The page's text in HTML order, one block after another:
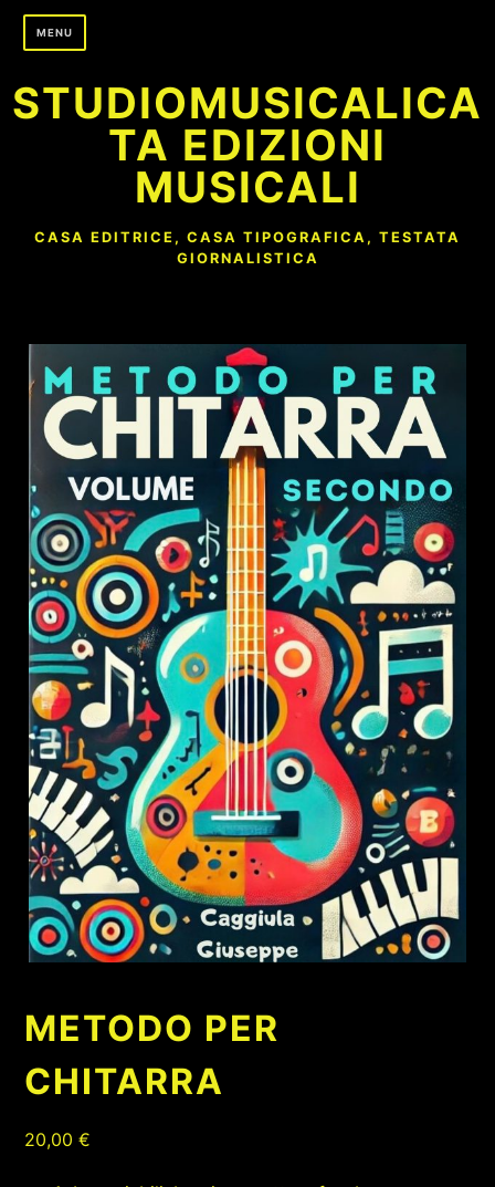
Skip
MENU
STUDIOMUSICALICA
TA EDIZIONI
MUSICALI
CASA EDITRICE, CASA TIPOGRAFICA, TESTATA
GIORNALISTICA
METODO PER
CHITARRA
20,00€